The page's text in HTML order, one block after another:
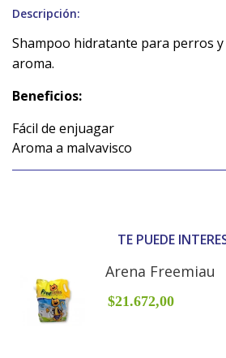
Descripción:
Shampoo hidratante para perros
aroma.
Beneficios:
Fácil de enjuagar
Aroma a malvavisco
TE PUEDE
Arena Freemiau
$21.672,00